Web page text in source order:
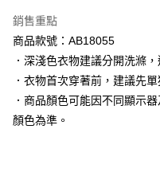
每筆NT$60，滿NT$1,000(含
付款後7-11取貨
每筆NT$60，滿NT$1,000(
宅配
每筆NT$120，滿NT$1,000(
銷售重點
商品款號：AB18055
．深淺色衣物建議分開洗滌
．衣物首次穿著前，建議先
．商品顏色可能因不同顯示
顏色為準。